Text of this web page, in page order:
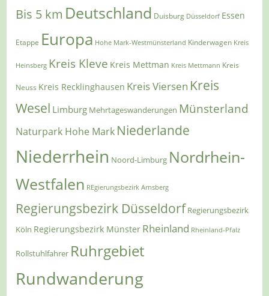
Bis 5 km Deutschland Duisburg Düsseldorf Essen
Etappe Europa Hohe Mark-Westmünsterland Kinderwagen Kreis
Heinsberg Kreis Kleve Kreis Mettman Kreis Mettmann Kreis
Neuss Kreis Recklinghausen Kreis Viersen Kreis
Wesel Limburg Mehrtageswanderungen Münsterland
Naturpark Hohe Mark Niederlande
Niederrhein Noord-Limburg Nordrhein-
Westfalen REgierungsbezirk Arnsberg
Regierungsbezirk Düsseldorf Regierungsbezirk
Köln Regierungsbezirk Münster Rheinland Rheinland-Pfalz
Rollstuhlfahrer Ruhrgebiet
Rundwanderung